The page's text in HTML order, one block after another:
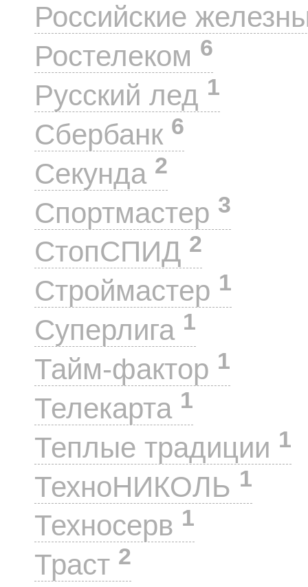
Российские
Ростелеком 6
Русский лед 1
Сбербанк 6
Секунда 2
Спортмастер 3
СтопСПИД 2
Строймастер 1
Суперлига 1
Тайм-фактор 1
Телекарта 1
Теплые традиции 1
ТехноНИКОЛЬ 1
Техносерв 1
Траст 2